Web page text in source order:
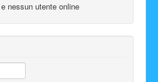
nessun utente online